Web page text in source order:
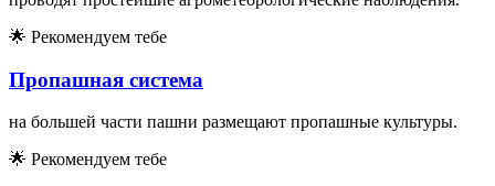
🌟 Рекомендуем тебе
Пропашная система
на большей части пашни размещают пропашные культуры.
🌟 Рекомендуем тебе